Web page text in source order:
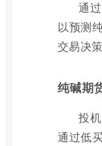
通
以预测
交易决策
纯碱期
投
通过低